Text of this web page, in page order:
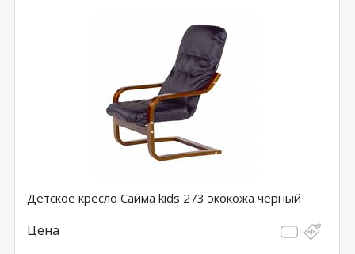
Детское кресло Сайма kids 273 экокожа черный
Цена